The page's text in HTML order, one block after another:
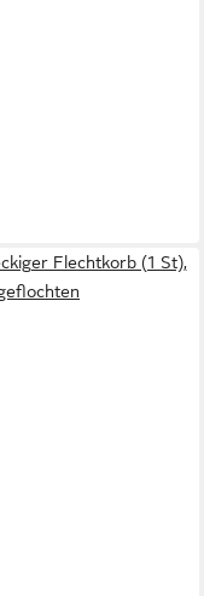
Flechtkorb (1 St),